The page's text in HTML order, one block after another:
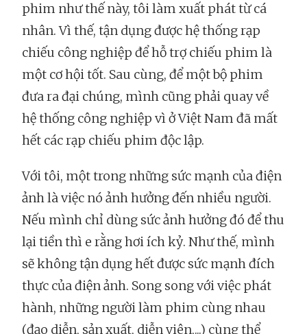
phim như thế này, tôi làm xuất phát từ cá
nhân. Vì thế, tận dụng được hệ thống rạp
chiếu công nghiệp để hỗ trợ chiếu phim là
một cơ hội tốt. Sau cùng, để một bộ phim
đưa ra đại chúng, mình cũng phải quay về
hệ thống công nghiệp vì ở Việt Nam đã mất
hết các rạp chiếu phim độc lập.
Với tôi, một trong những sức mạnh của điện
ảnh là việc nó ảnh hưởng đến nhiều người.
Nếu mình chỉ dùng sức ảnh hưởng đó để thu
lại tiền thì e rằng hơi ích kỷ. Như thế, mình
sẽ không tận dụng hết được sức mạnh đích
thực của điện ảnh. Song song với việc phát
hành, những người làm phim cùng nhau
(đạo diễn, sản xuất, diễn viên,...) cùng thể